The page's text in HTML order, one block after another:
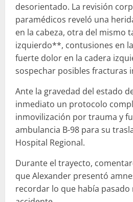
desorientado. La revisión
paramédicos reveló una
en la cabeza, otra del mismo
izquierdo**, contusiones en
fuerte dolor en la cadera
sospechar posibles fracturas
Ante la gravedad del estado
inmediato un protocolo
inmovilización por trauma y
ambulancia B-98 para su
Hospital Regional.
Durante el trayecto,
que Alexander presentó
recordar lo que había